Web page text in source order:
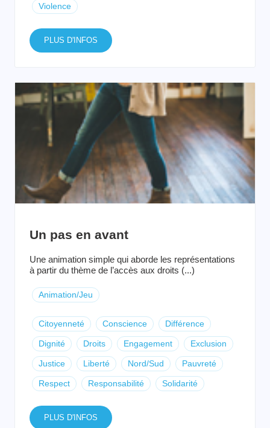
Violence
PLUS D'INFOS
Un pas en avant
Une animation simple qui aborde les représentations
à partir du thème de l’accès aux droits (...)
Animation/Jeu
Citoyenneté Conscience Différence
Dignité Droits Engagement Exclusion
Justice Liberté Nord/Sud Pauvreté
Respect Responsabilité Solidarité
PLUS D'INFOS